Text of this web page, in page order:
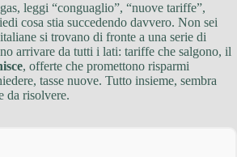
leggi “conguaglio”, “nuove tariffe”,
cosa stia succedendo davvero. Non sei
si trovano di fronte a una serie di
arrivare da tutti i lati: tariffe che salgono, il
, offerte che promettono risparmi
tasse nuove. Tutto insieme, sembra
da risolvere.